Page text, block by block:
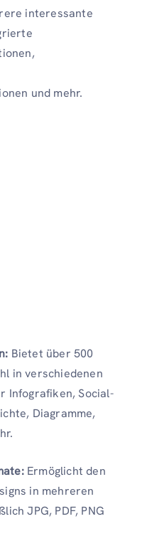
interessante
und mehr.
Bietet über 500
in verschiedenen
Infografiken, Social-
Diagramme,
Ermöglicht den
in mehreren
JPG, PDF, PNG